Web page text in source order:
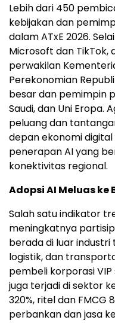
Lebih dari 450
kebijakan dan
dalam ATxE 2026.
Microsoft dan TikTok,
perwakilan
Perekonomian
besar dan pemimpin
Saudi, dan Uni Eropa.
peluang dan
depan ekonomi digital
penerapan AI yang
konektivitas regional.
Adopsi AI Meluas
Salah satu indikator
meningkatnya
berada di luar
logistik, dan
pembeli korporasi
juga terjadi di sektor
320%, ritel dan FMCG
perbankan dan jasa